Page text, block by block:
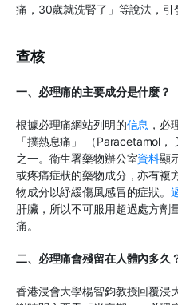
痛，30歲就洗腎了」等說法，引
查核
一、必理痛的主要成分是什麼？
根據必理痛網站列明的信息 ， 必
「撲熱息痛 」 （Paracetamol，
之一。 衛生署藥物辦公室資料顯
或疼痛症狀的藥物成分，亦有複
物成分以紓緩傷風感冒的症狀。
肝臟，所以不可服用超過處方劑
痛。
二、必理痛會殘留在人體內多久
香港浸會大學楊智鈞教授回覆浸